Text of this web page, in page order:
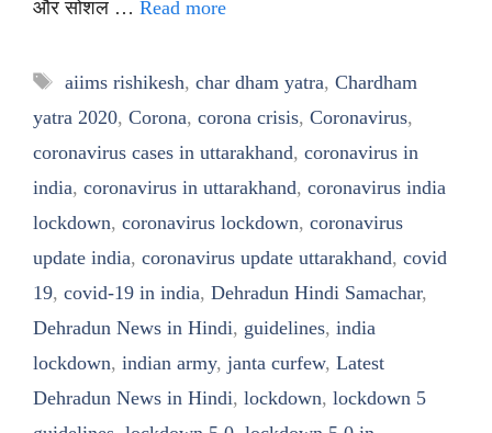
और सोशल … Read more
Tags
aiims rishikesh, char dham yatra, Chardham
yatra 2020, Corona, corona crisis, Coronavirus,
coronavirus cases in uttarakhand, coronavirus in
india, coronavirus in uttarakhand, coronavirus india
lockdown, coronavirus lockdown, coronavirus
update india, coronavirus update uttarakhand, covid
19, covid-19 in india, Dehradun Hindi Samachar,
Dehradun News in Hindi, guidelines, india
lockdown, indian army, janta curfew, Latest
Dehradun News in Hindi, lockdown, lockdown 5